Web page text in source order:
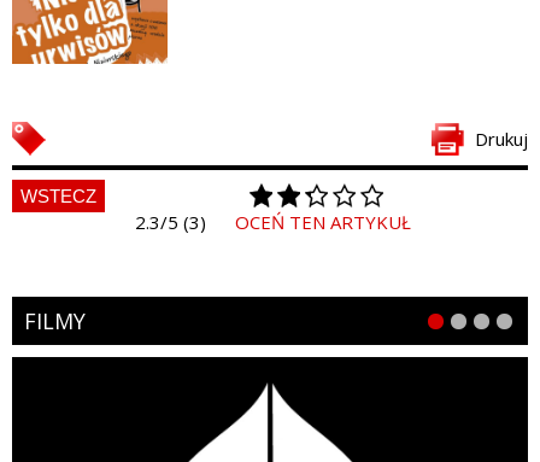
Drukuj
WSTECZ
2.3/5 (3) OCEŃ TEN ARTYKUŁ
FILMY